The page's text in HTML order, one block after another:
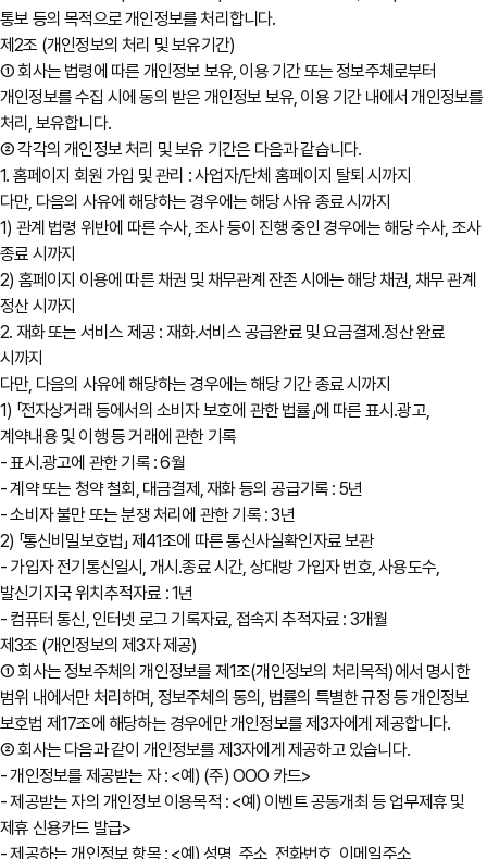
통보 등의 목적으로 개인정보를 처리합니다.
제2조 (개인정보의 처리 및 보유기간)
① 회사는 법령에 따른 개인정보 보유, 이용 기간 또는 정보주체로부터
개인정보를 수집 시에 동의 받은 개인정보 보유, 이용 기간 내에서 개인정보를
처리, 보유합니다.
② 각각의 개인정보 처리 및 보유 기간은 다음과 같습니다.
1. 홈페이지 회원 가입 및 관리 : 사업자/단체 홈페이지 탈퇴 시까지
다만, 다음의 사유에 해당하는 경우에는 해당 사유 종료 시까지
1) 관계 법령 위반에 따른 수사, 조사 등이 진행 중인 경우에는 해당 수사, 조사
종료 시까지
2) 홈페이지 이용에 따른 채권 및 채무관계 잔존 시에는 해당 채권, 채무 관계
정산 시까지
2. 재화 또는 서비스 제공 : 재화․서비스 공급완료 및 요금결제․정산 완료
시까지
다만, 다음의 사유에 해당하는 경우에는 해당 기간 종료 시까지
1) 「전자상거래 등에서의 소비자 보호에 관한 법률」에 따른 표시․광고,
계약내용 및 이행 등 거래에 관한 기록
- 표시․광고에 관한 기록 : 6월
- 계약 또는 청약 철회, 대금결제, 재화 등의 공급기록 : 5년
- 소비자 불만 또는 분쟁 처리에 관한 기록 : 3년
2) 「통신비밀보호법」 제41조에 따른 통신사실확인자료 보관
- 가입자 전기통신일시, 개시․종료 시간, 상대방 가입자 번호, 사용도수,
발신기지국 위치추적자료 : 1년
- 컴퓨터 통신, 인터넷 로그 기록자료, 접속지 추적자료 : 3개월
제3조 (개인정보의 제3자 제공)
① 회사는 정보주체의 개인정보를 제1조(개인정보의 처리목적)에서 명시한
범위 내에서만 처리하며, 정보주체의 동의, 법률의 특별한 규정 등 개인정보
보호법 제17조에 해당하는 경우에만 개인정보를 제3자에게 제공합니다.
② 회사는 다음과 같이 개인정보를 제3자에게 제공하고 있습니다.
- 개인정보를 제공받는 자 : <예) (주) OOO 카드>
- 제공받는 자의 개인정보 이용목적 : <예) 이벤트 공동개최 등 업무제휴 및
제휴 신용카드 발급>
- 제공하는 개인정보 항목 : <예) 성명, 주소, 전화번호, 이메일주소,